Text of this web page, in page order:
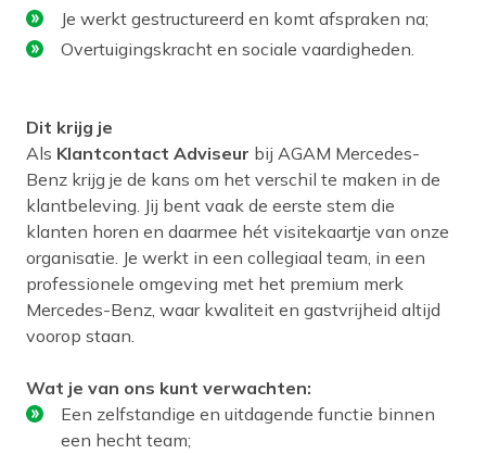
Je werkt gestructureerd en komt afspraken na;
Overtuigingskracht en sociale vaardigheden.
Dit krijg je
Als Klantcontact Adviseur bij AGAM Mercedes-
Benz krijg je de kans om het verschil te maken in de
klantbeleving. Jij bent vaak de eerste stem die
klanten horen en daarmee hét visitekaartje van onze
organisatie. Je werkt in een collegiaal team, in een
professionele omgeving met het premium merk
Mercedes-Benz, waar kwaliteit en gastvrijheid altijd
voorop staan.
Wat je van ons kunt verwachten:
Een zelfstandige en uitdagende functie binnen
een hecht team;